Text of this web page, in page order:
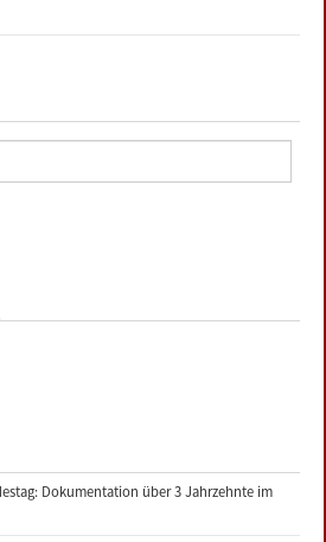
Dokumentation über 3 Jahrzehnte im